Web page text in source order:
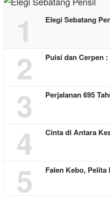
1 Elegi Sebatang
2 Puisi dan Cerpen
3 Perjalanan 695
4 Cinta di Antara
5 Falen Kebo,